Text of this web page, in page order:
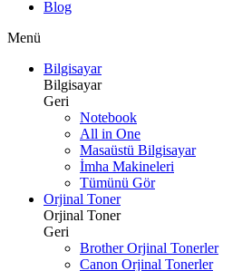
Blog
Menü
Bilgisayar
Bilgisayar
Geri
Notebook
All in One
Masaüstü Bilgisayar
İmha Makineleri
Tümünü Gör
Orjinal Toner
Orjinal Toner
Geri
Brother Orjinal Tonerler
Canon Orjinal Tonerler